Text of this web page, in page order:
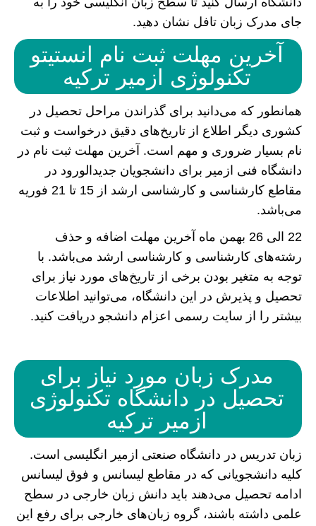
جای مدرک زبان تافل نشان دهید.
آخرین مهلت ثبت نام انستیتو
تکنولوژی ازمیر ترکیه
همانطور که می‌دانید برای گذراندن مراحل تحصیل در
کشوری دیگر اطلاع از تاریخ‌های دقیق درخواست و ثبت
نام بسیار ضروری و مهم است. آخرین مهلت ثبت نام در
دانشگاه فنی ازمیر برای دانشجویان جدیدالورود در
مقاطع کارشناسی و کارشناسی ارشد از 15 تا 21 فوریه
می‌باشد.
22 الی 26 بهمن ماه آخرین مهلت اضافه و حذف
رشته‌های کارشناسی و کارشناسی ارشد می‌باشد. با
توجه به متغیر بودن برخی از تاریخ‌های مورد نیاز برای
تحصیل و پذیرش در این دانشگاه، می‌توانید اطلاعات
بیشتر را از سایت رسمی اعزام دانشجو دریافت کنید.
مدرک زبان مورد نیاز برای
تحصیل در دانشگاه تکنولوژی
ازمیر ترکیه
زبان تدریس در دانشگاه صنعتی ازمیر انگلیسی است.
کلیه دانشجویانی که در مقاطع لیسانس و فوق لیسانس
ادامه تحصیل می‌دهند باید دانش زبان خارجی در سطح
علمی داشته باشند، گروه زبان‌های خارجی برای رفع این